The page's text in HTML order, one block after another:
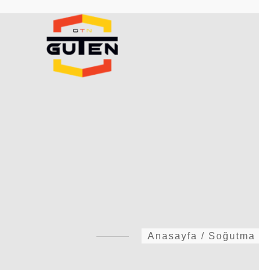
Anasayfa / Soğutma